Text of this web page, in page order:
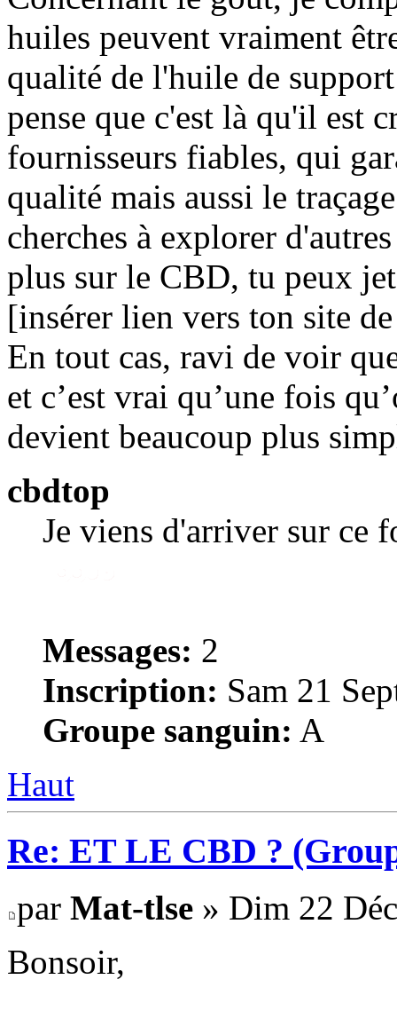
huiles peuvent vraiment
qualité de l'huile de
pense que c'est là qu'il est
fournisseurs fiables, qui
qualité mais aussi le
cherches à explorer
plus sur le CBD, tu peux
[insérer lien vers ton site
En tout cas, ravi de voir
et c’est vrai qu’une fois
devient beaucoup plus
cbdtop
Je viens d'arriver sur ce
Messages: 2
Inscription: Sam 21
Groupe sanguin: A
Haut
Re: ET LE CBD ?
par Mat-tlse » Dim 22
Bonsoir,